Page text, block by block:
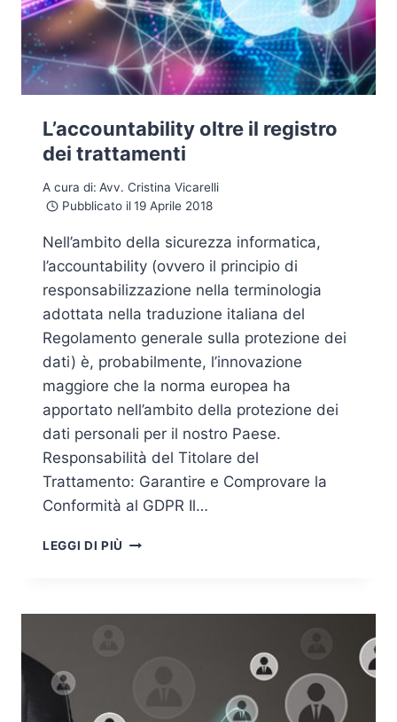
L’accountability oltre il registro
dei trattamenti
A cura di: Avv. Cristina Vicarelli
Pubblicato il 19 Aprile 2018
Nell’ambito della sicurezza informatica,
l’accountability (ovvero il principio di
responsabilizzazione nella terminologia
adottata nella traduzione italiana del
Regolamento generale sulla protezione dei
dati) è, probabilmente, l’innovazione
maggiore che la norma europea ha
apportato nell’ambito della protezione dei
dati personali per il nostro Paese.
Responsabilità del Titolare del
Trattamento: Garantire e Comprovare la
Conformità al GDPR Il…
LEGGI DI PIÙ L’ACCOUNTABILITY
DEI